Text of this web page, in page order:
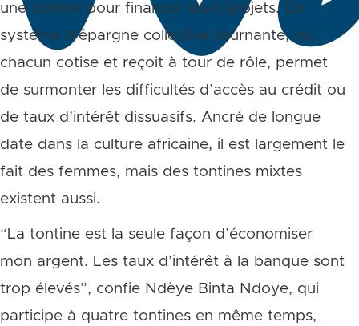
une tontine pour financer leurs projets. Ce
système d’épargne collective tournante, où
chacun cotise et reçoit à tour de rôle, permet
de surmonter les difficultés d’accès au crédit ou
de taux d’intérêt dissuasifs. Ancré de longue
date dans la culture africaine, il est largement le
fait des femmes, mais des tontines mixtes
existent aussi.
“La tontine est la seule façon d’économiser
mon argent. Les taux d’intérêt à la banque sont
trop élevés”, confie Ndèye Binta Ndoye, qui
participe à quatre tontines en même temps,